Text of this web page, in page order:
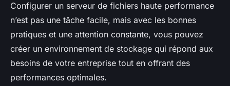
Configurer un serveur de fichiers haute performance
n’est pas une tâche facile, mais avec les bonnes
pratiques et une attention constante, vous pouvez
créer un environnement de stockage qui répond aux
besoins de votre entreprise tout en offrant des
performances optimales.